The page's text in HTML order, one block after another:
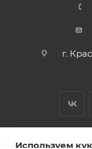
г.
Используем